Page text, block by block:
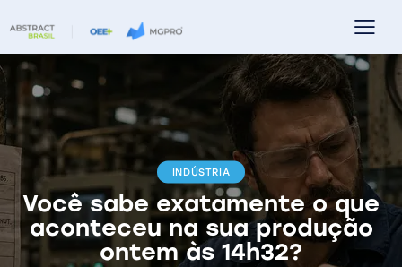
INDÚSTRIA
Você sabe exatamente o que
aconteceu na sua produção
ontem às 14h32?